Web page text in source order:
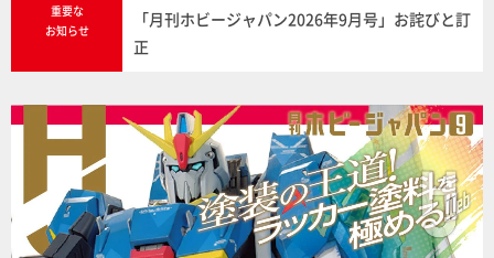
重要な
お知らせ
「月刊ホビージャパン2026年9月号」お詫びと訂
正